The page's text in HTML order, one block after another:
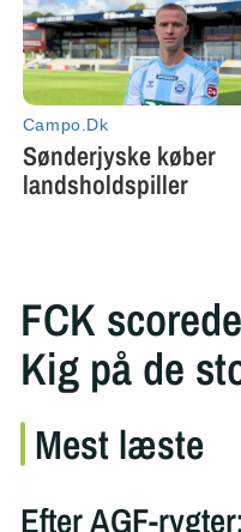
FCK
Kig på de
Mest læste
Efter AGF-